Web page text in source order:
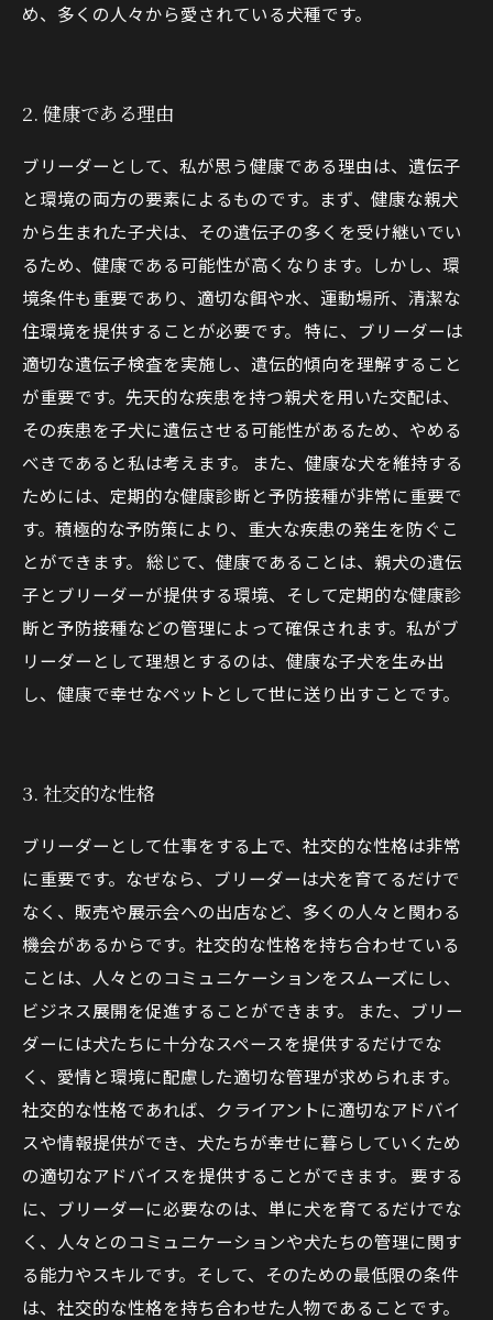
め、多くの人々から愛されている犬種です。
2. 健康である理由
ブリーダーとして、私が思う健康である理由は、遺伝子
と環境の両方の要素によるものです。まず、健康な親犬
から生まれた子犬は、その遺伝子の多くを受け継いでい
るため、健康である可能性が高くなります。しかし、環
境条件も重要であり、適切な餌や水、運動場所、清潔な
住環境を提供することが必要です。 特に、ブリーダーは
適切な遺伝子検査を実施し、遺伝的傾向を理解すること
が重要です。先天的な疾患を持つ親犬を用いた交配は、
その疾患を子犬に遺伝させる可能性があるため、やめる
べきであると私は考えます。 また、健康な犬を維持する
ためには、定期的な健康診断と予防接種が非常に重要で
す。積極的な予防策により、重大な疾患の発生を防ぐこ
とができます。 総じて、健康であることは、親犬の遺伝
子とブリーダーが提供する環境、そして定期的な健康診
断と予防接種などの管理によって確保されます。私がブ
リーダーとして理想とするのは、健康な子犬を生み出
し、健康で幸せなペットとして世に送り出すことです。
3. 社交的な性格
ブリーダーとして仕事をする上で、社交的な性格は非常
に重要です。なぜなら、ブリーダーは犬を育てるだけで
なく、販売や展示会への出店など、多くの人々と関わる
機会があるからです。社交的な性格を持ち合わせている
ことは、人々とのコミュニケーションをスムーズにし、
ビジネス展開を促進することができます。 また、ブリー
ダーには犬たちに十分なスペースを提供するだけでな
く、愛情と環境に配慮した適切な管理が求められます。
社交的な性格であれば、クライアントに適切なアドバイ
スや情報提供ができ、犬たちが幸せに暮らしていくため
の適切なアドバイスを提供することができます。 要する
に、ブリーダーに必要なのは、単に犬を育てるだけでな
く、人々とのコミュニケーションや犬たちの管理に関す
る能力やスキルです。そして、そのための最低限の条件
は、社交的な性格を持ち合わせた人物であることです。